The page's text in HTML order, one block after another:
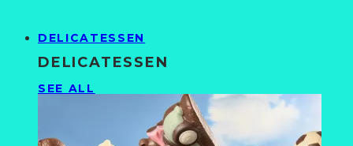
DELICATESSEN
DELICATESSEN
SEE ALL